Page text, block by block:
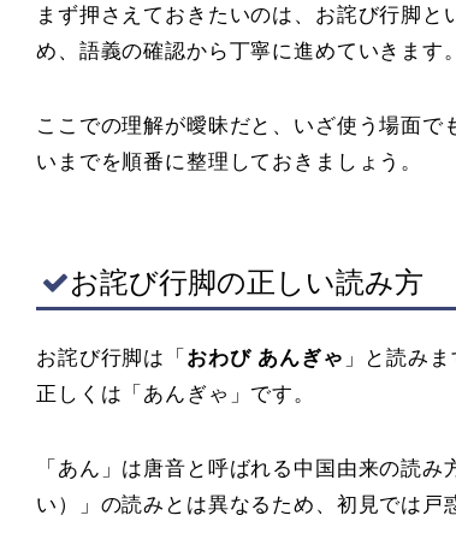
まず押さえておきたいのは、お詫び行脚
め、語義の確認から丁寧に進めていきます。
ここでの理解が曖昧だと、いざ使う場面
いまでを順番に整理しておきましょう。
お詫び行脚の正しい読み方
お詫び行脚は「 おわび あんぎゃ 」と読み
正しくは「あんぎゃ」です。
「あん」は唐音と呼ばれる中国由来の読
い）」の読みとは異なるため、初見では戸